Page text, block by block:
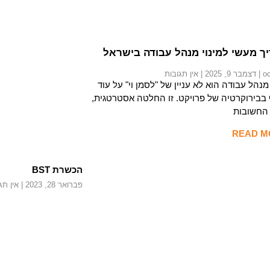
מעשי למינוי מנהל עבודה בישראל
דצמבר 9, 2025 אין תגובות
מנהל עבודה הוא לא עניין של "לסמן וי" על עוד
בבירוקרטיה של פרויקט. זו החלטה אסטרטגית,
READ
הכשרת BST
פברואר 28, 2023 אין